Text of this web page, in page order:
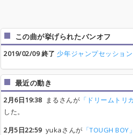
この曲が挙げられたバンオフ
2019/02/09 終了 少年ジャンプセッショ
最近の動き
2月6日19:38まるさんが 「ドリームトリ
した。
2月5日22:59yukaさんが 「TOUGH BOY」